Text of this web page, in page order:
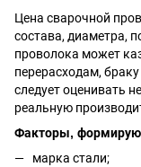
Цена сварочной
состава, диаметра,
проволока может
перерасходам,
следует оценивать
реальную
Факторы,
марка стали;